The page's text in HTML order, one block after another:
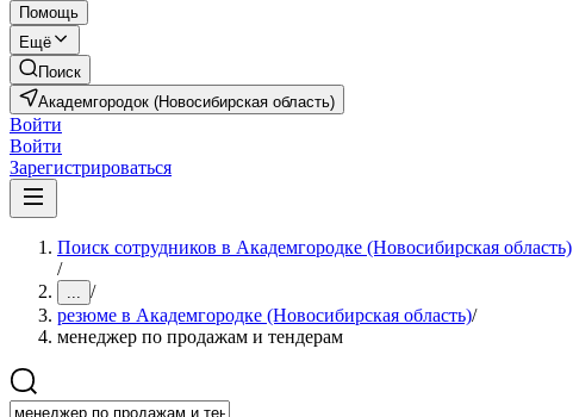
Помощь
Ещё
Поиск
Академгородок (Новосибирская область)
Войти
Войти
Зарегистрироваться
Поиск сотрудников в Академгородке (Новосибирская область)
/
... /
резюме в Академгородке (Новосибирская область)/
менеджер по продажам и тендерам